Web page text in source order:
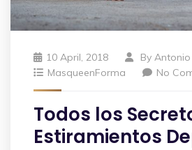
10 April, 2018 By Antonio
MasqueenForma
No
Todos los
Estiramientos